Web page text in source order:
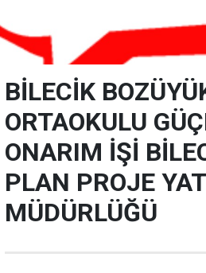
BİLECİK
ORTAOKULU
ONARIM İŞİ
PLAN PROJE
MÜDÜRLÜĞÜ